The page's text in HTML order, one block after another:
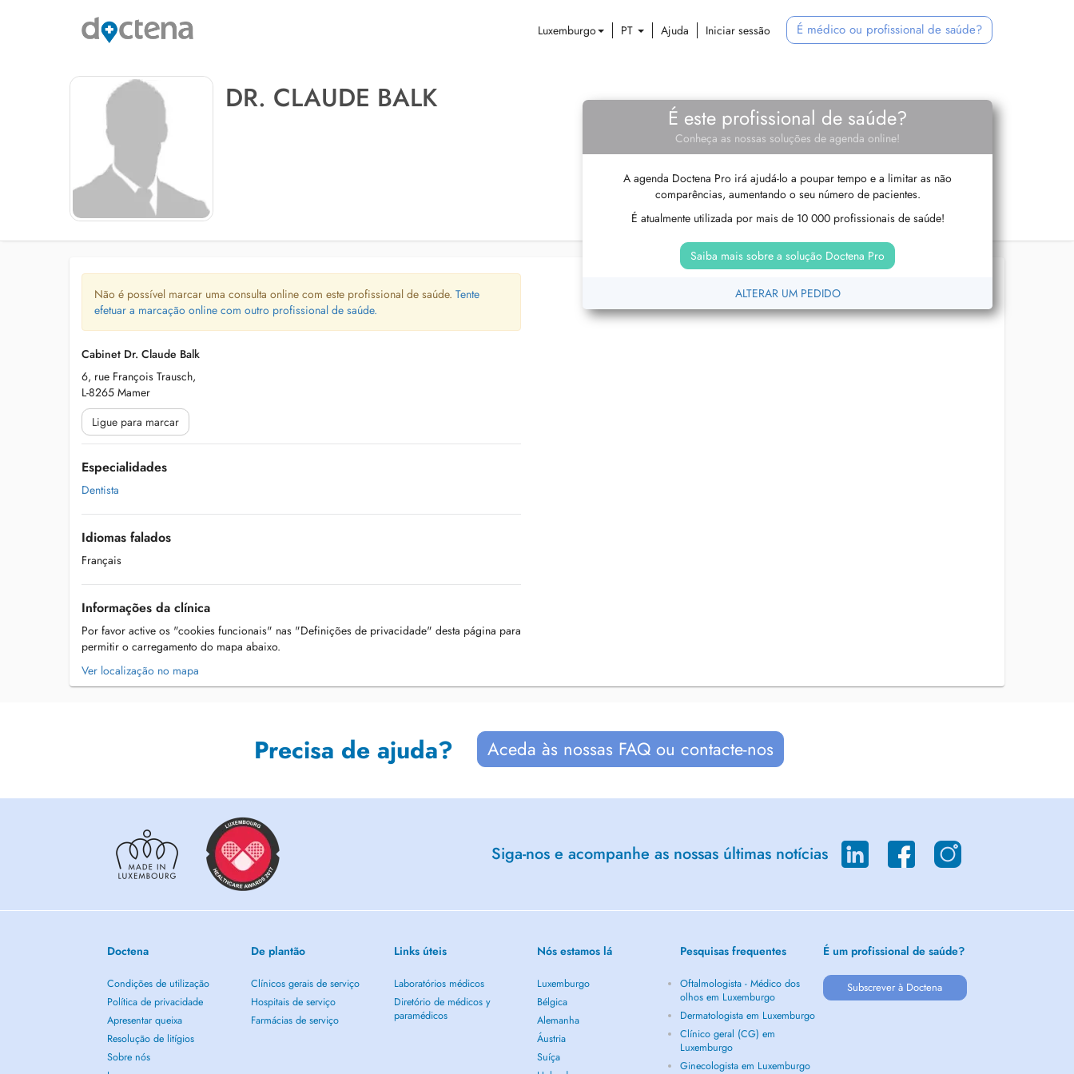
Luxemburgo PT Ajuda Iniciar sessão É médico ou profissional de saúde?
DR. CLAUDE BALK
É este profissional de saúde?
Conheça as nossas soluções de agenda online!
A agenda Doctena Pro irá ajudá-lo a poupar tempo e a limitar as não
comparências, aumentando o seu número de pacientes.
É atualmente utilizada por mais de 10 000 profissionais de saúde!
Saiba mais sobre a solução Doctena Pro
ALTERAR UM PEDIDO
Não é possível marcar uma consulta online com este profissional de saúde. Tente
efetuar a marcação online com outro profissional de saúde.
Cabinet Dr. Claude Balk
6, rue François Trausch,
L-8265 Mamer
Ligue para marcar
Especialidades
Dentista
Idiomas falados
Français
Informações da clínica
Por favor active os "cookies funcionais" nas "Definições de privacidade" desta página para
permitir o carregamento do mapa abaixo.
Ver localização no mapa
Precisa de ajuda? Aceda às nossas FAQ ou contacte-nos
Siga-nos e acompanhe as nossas últimas notícias
Doctena
Condições de utilização
Política de privacidade
Apresentar queixa
Resolução de litígios
Sobre nós
De plantão
Clínicos gerais de serviço
Hospitais de serviço
Farmácias de serviço
Links úteis
Laboratórios médicos
Diretório de médicos y
paramédicos
Nós estamos lá
Luxemburgo
Bélgica
Alemanha
Áustria
Suíça
Pesquisas frequentes
Oftalmologista - Médico dos
olhos em Luxemburgo
Dermatologista em Luxemburgo
Clínico geral (CG) em
Luxemburgo
Ginecologista em Luxemburgo
É um profissional de saúde?
Subscrever à Doctena